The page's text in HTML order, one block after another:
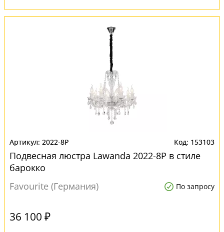
2022-8P 153103
Подвесная люстра Lawanda 2022-8P в стиле
барокко
Favourite (Германия)
По запросу
36 100 ₽